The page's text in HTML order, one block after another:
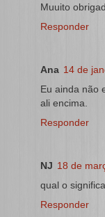
Muuito
Responder
Ana 14 de
Eu ainda não
ali encima.
Responder
NJ 18 de
qual o
Responder